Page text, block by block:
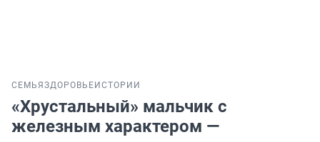
СЕМЬЯ ЗДОРОВЬЕ ИСТОРИИ
«Хрустальный» мальчик с
железным характером —